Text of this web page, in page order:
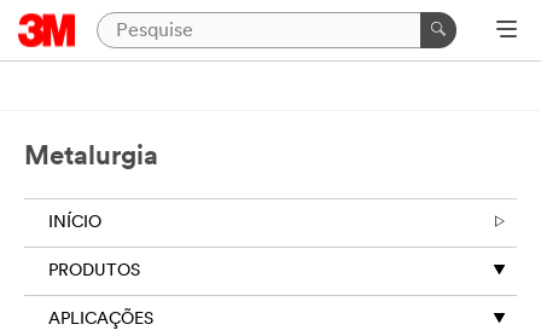
Metalurgia
INÍCIO
PRODUTOS
APLICAÇÕES